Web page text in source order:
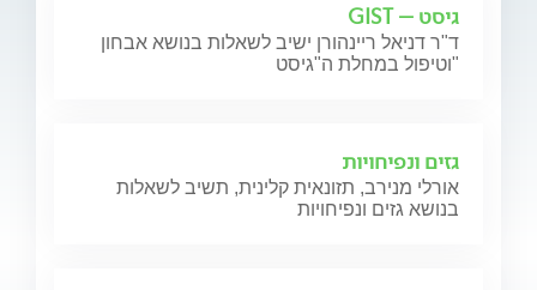
גיסט – GIST
ד"ר דניאל ריינהורן ישיב לשאלות בנושא אבחון
וטיפול במחלת ה"גיסט"
גזים ונפיחויות
אורלי מנירב, תזונאית קלינית, תשיב לשאלות
בנושא גזים ונפיחויות